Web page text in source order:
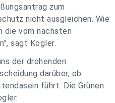
zum
nicht ausgleichen. Wie
die vom nächsten
sagt Kogler.
der drohenden
darüber, ob
führt. Die Grünen